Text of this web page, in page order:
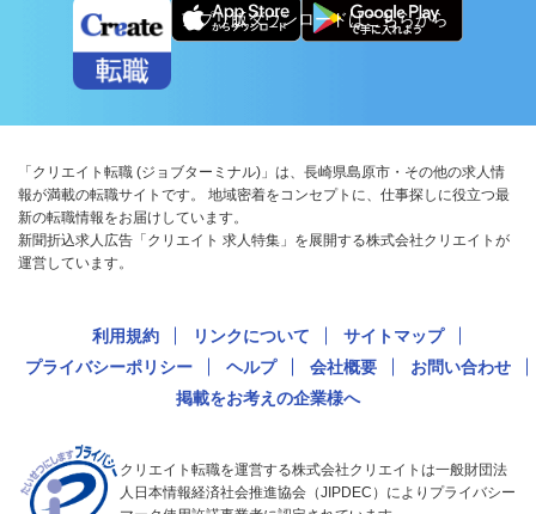
アプリ版ダウンロードはこちらから
「クリエイト転職 (ジョブターミナル)」は、長崎県島原市・その他の求人情
報が満載の転職サイトです。 地域密着をコンセプトに、仕事探しに役立つ最
新の転職情報をお届けしています。
新聞折込求人広告「クリエイト 求人特集」を展開する株式会社クリエイトが
運営しています。
利用規約 リンクについて
サイトマップ
プライバシーポリシー
ヘルプ 会社概要
お問い合わせ
掲載をお考えの企業様へ
クリエイト転職を運営する株式会社クリエイトは一般財団法
人日本情報経済社会推進協会（JIPDEC）によりプライバシー